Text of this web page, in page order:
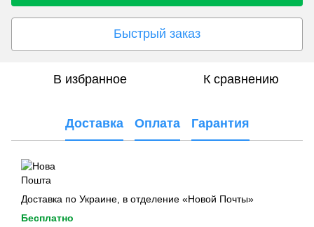
Быстрый заказ
В избранное К сравнению
Доставка Оплата Гарантия
Доставка по Украине, в отделение «Новой Почты»
Бесплатно